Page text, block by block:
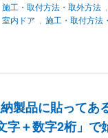
施工・取付方法・取外方法,
室内ドア 施工・取付方法
製品に貼ってあ
字＋数字2桁」で